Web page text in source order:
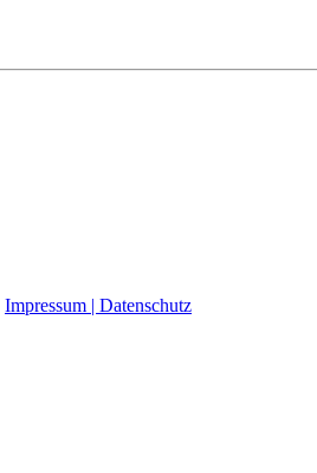
Impressum | Datenschutz